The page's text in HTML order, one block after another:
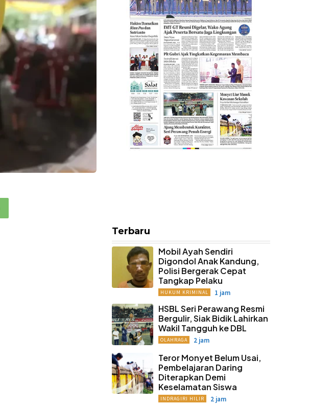
Terbaru
Mobil Ayah Sendiri
Digondol Anak Kandung,
Polisi Bergerak Cepat
Tangkap Pelaku
HUKUM KRIMINAL 1 jam
HSBL Seri Perawang Resmi
Bergulir, Siak Bidik Lahirkan
Wakil Tangguh ke DBL
OLAHRAGA 2 jam
Teror Monyet Belum Usai,
Pembelajaran Daring
Diterapkan Demi
Keselamatan Siswa
INDRAGIRI HILIR 2 jam